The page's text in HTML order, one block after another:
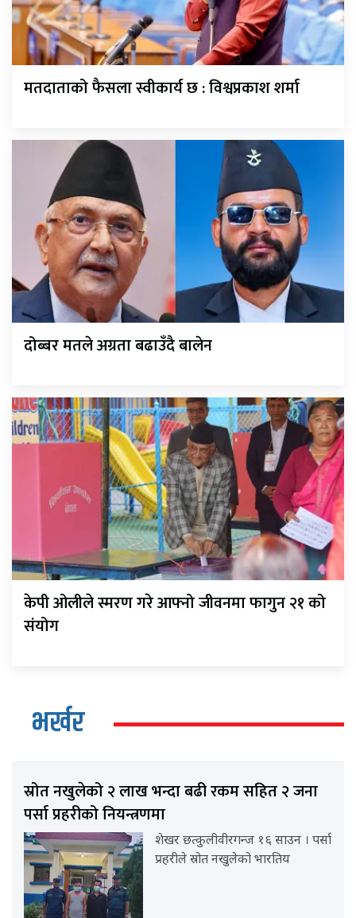
मतदाताको फैसला स्वीकार्य छ : विश्वप्रकाश शर्मा
दोब्बर मतले अग्रता बढाउँदै बालेन
केपी ओलीले स्मरण गरे आफ्नो जीवनमा फागुन २१ को
संयोग
भर्खर
स्रोत नखुलेको २ लाख भन्दा बढी रकम सहित २ जना
पर्सा प्रहरीको नियन्त्रणमा
शेखर छत्कुलीवीरगन्ज १६ साउन । पर्सा
प्रहरीले स्रोत नखुलेको भारतिय